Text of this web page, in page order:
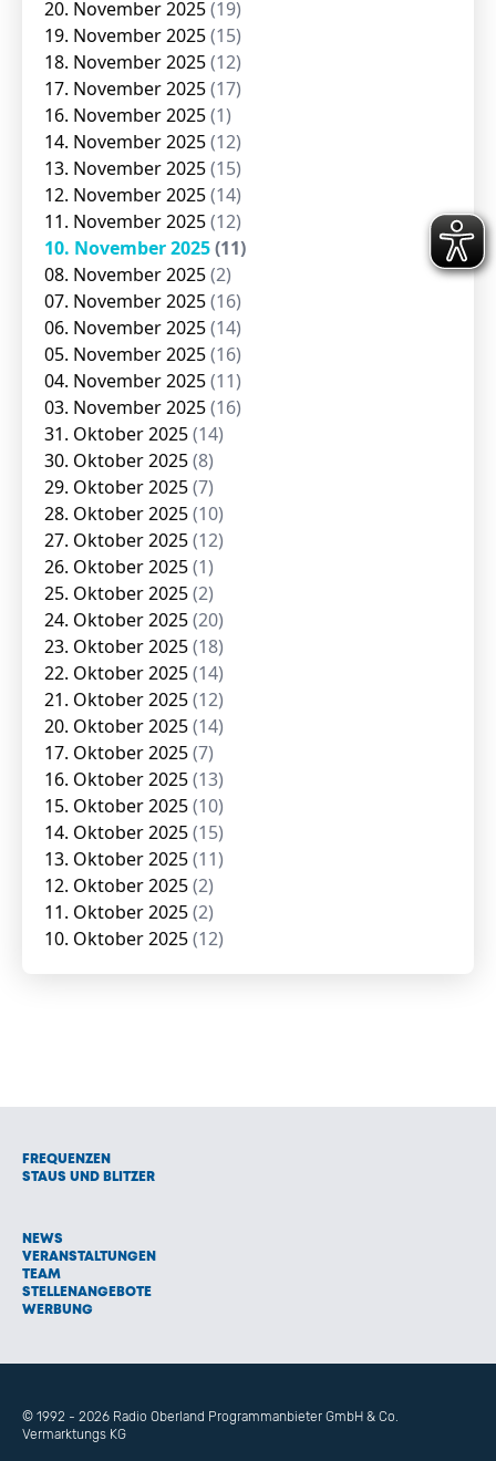
20. November 2025(19)
19. November 2025(15)
18. November 2025(12)
17. November 2025(17)
16. November 2025(1)
14. November 2025(12)
13. November 2025(15)
12. November 2025(14)
11. November 2025(12)
10. November 2025(11)
08. November 2025(2)
07. November 2025(16)
06. November 2025(14)
05. November 2025(16)
04. November 2025(11)
03. November 2025(16)
31. Oktober 2025(14)
30. Oktober 2025(8)
29. Oktober 2025(7)
28. Oktober 2025(10)
27. Oktober 2025(12)
26. Oktober 2025(1)
25. Oktober 2025(2)
24. Oktober 2025(20)
23. Oktober 2025(18)
22. Oktober 2025(14)
21. Oktober 2025(12)
20. Oktober 2025(14)
17. Oktober 2025(7)
16. Oktober 2025(13)
15. Oktober 2025(10)
14. Oktober 2025(15)
13. Oktober 2025(11)
12. Oktober 2025(2)
11. Oktober 2025(2)
10. Oktober 2025(12)
FREQUENZEN
STAUS UND BLITZER
NEWS
VERANSTALTUNGEN
TEAM
STELLENANGEBOTE
WERBUNG
© 1992 - 2026 Radio Oberland Programmanbieter GmbH & Co.
Vermarktungs KG